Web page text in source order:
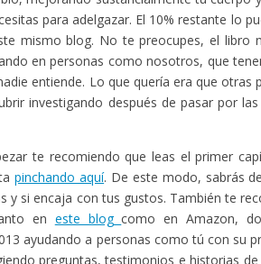
para adelgazar. El 10% restante lo
mismo blog. No te preocupes, el libro
en personas como nosotros, que
entiende. Lo que quería era que otras
investigando después de pasar por
te recomiendo que leas el primer
pinchando aquí. De este modo, sabrás
y si encaja con tus gustos. También te
en este blogcomo en Amazon,
ayudando a personas como tú con su
preguntas, testimonios e historias